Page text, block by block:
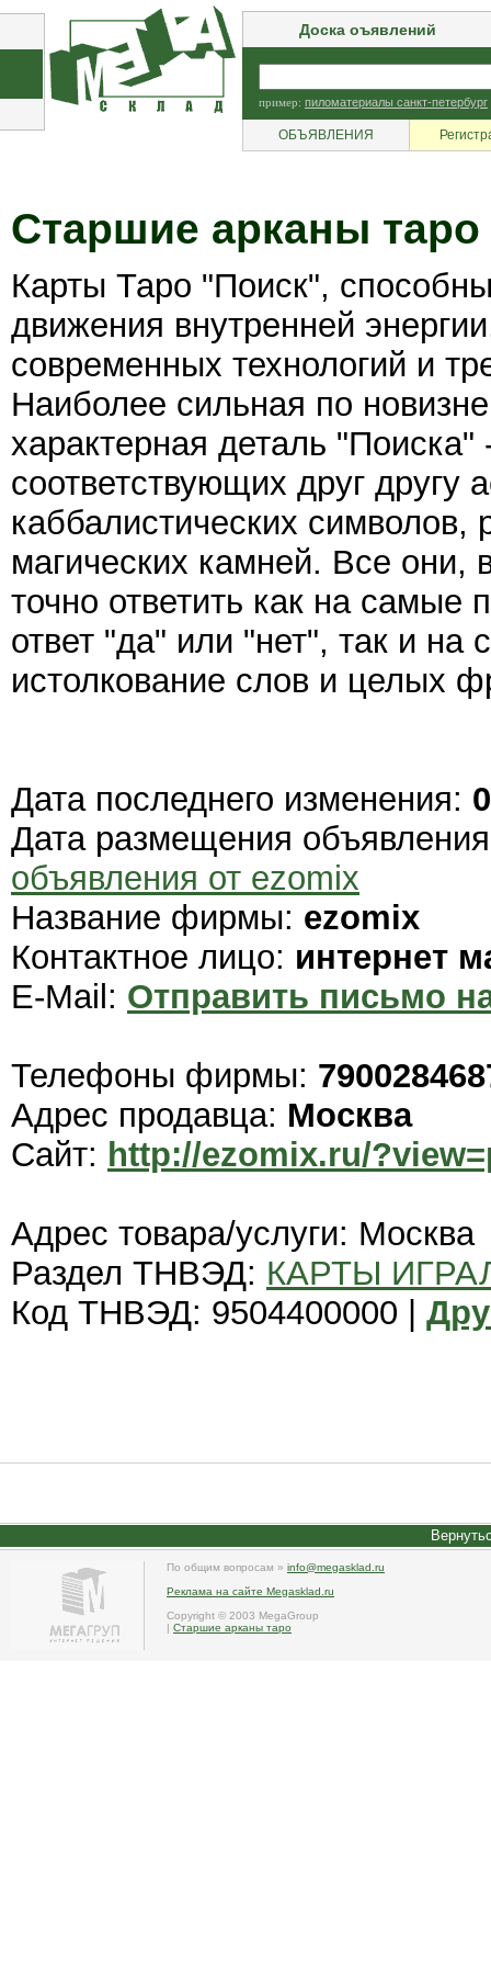
Доска оъявлений
пример: пиломатериалы санкт-петербург
ОБЪЯВЛЕНИЯ
Старшие арканы таро
Карты Таро "Поиск",
движения внутренней
современных технологий и
Наиболее сильная по
характерная деталь "Поиска"
соответствующих друг другу
каббалистических символов,
магических камней. Все они,
точно ответить как на
ответ "да" или "нет", так и
истолкование слов и целых
Дата последнего изменения:
Дата размещения
объявления от ezomix
Название фирмы: ezomix
Контактное лицо: интернет
E-Mail: Отправить письмо
Телефоны фирмы:
Адрес продавца: Москва
Сайт: http://ezomix.ru/
Адрес товара/услуги: Москва
Раздел ТНВЭД: КАРТЫ
Код ТНВЭД: 9504400000 |
По общим вопросам » info@megasklad.ru
Реклама на сайте Megasklad.ru
Copyright © 2003 MegaGroup
| Старшие арканы таро